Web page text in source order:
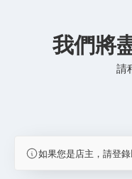
我們將
請
如果您是店主，請登錄